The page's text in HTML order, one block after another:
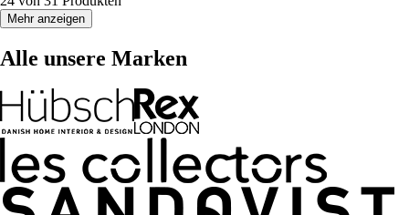
Mehr anzeigen
Alle unsere Marken